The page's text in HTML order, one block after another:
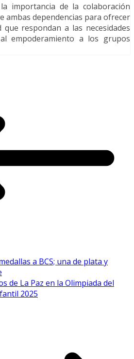
importancia de la colaboración
ambas dependencias para ofrecer
que respondan a las necesidades
empoderamiento a los grupos
a BCS; una de plata y
de La Paz en la Olimpiada del
2025